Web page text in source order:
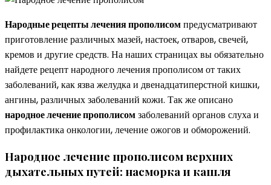
Народные рецепты лечения прополисомпредусматривают
приготовление различных мазей, настоек, отваров, свечей,
кремов и другие средств. На наших страницах вы обязательно
найдете рецепт народного лечения прополисом от таких
заболеваний, как язва желудка и двенадцатиперстной кишки,
ангины, различных заболеваний кожи. Так же описано
народное лечение прополисомзаболеваний органов слуха и
профилактика онкологии, лечение ожогов и обморожений.
Народное лечение прополисом верхних
дыхательных путей: насморка и кашля